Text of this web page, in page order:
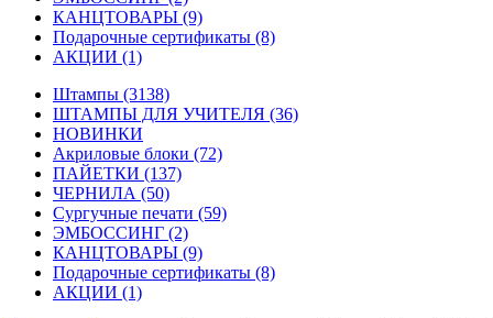
КАНЦТОВАРЫ (9)
Подарочные сертификаты (8)
АКЦИИ (1)
Штампы (3138)
ШТАМПЫ ДЛЯ УЧИТЕЛЯ (36)
НОВИНКИ
Акриловые блоки (72)
ПАЙЕТКИ (137)
ЧЕРНИЛА (50)
Сургучные печати (59)
ЭМБОССИНГ (2)
КАНЦТОВАРЫ (9)
Подарочные сертификаты (8)
АКЦИИ (1)